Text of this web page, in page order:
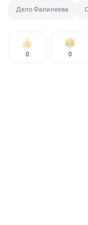
Дело Фалилеева
0 0